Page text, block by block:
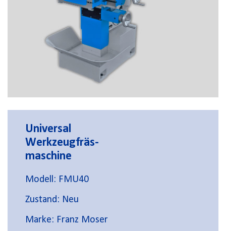
Universal
Werkzeugfräs-
maschine
Modell: FMU40
Zustand: Neu
Marke: Franz Moser